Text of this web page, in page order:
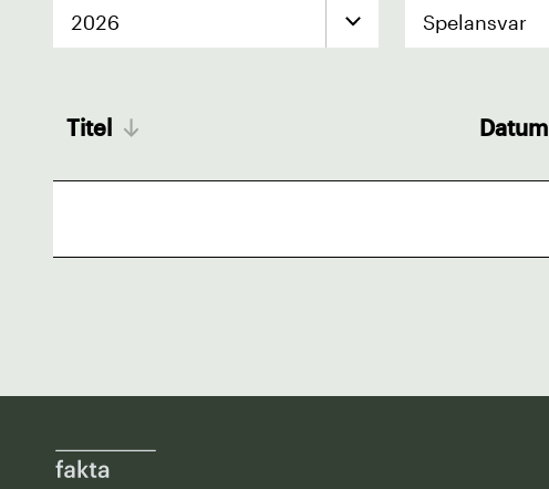
2026 Spelansvar
Titel Datum